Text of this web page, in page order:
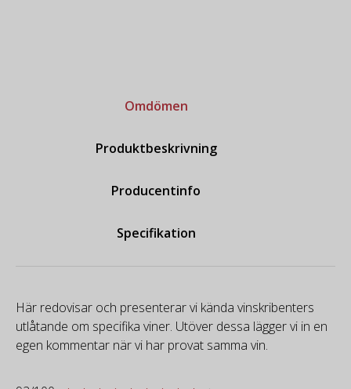
Omdömen
Produktbeskrivning
Producentinfo
Specifikation
Här redovisar och presenterar vi kända vinskribenters
utlåtande om specifika viner. Utöver dessa lägger vi in en
egen kommentar när vi har provat samma vin.